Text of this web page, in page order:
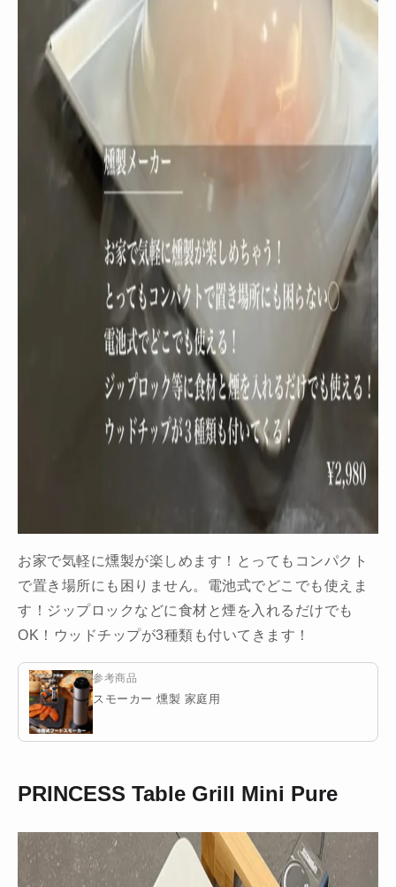
お家で気軽に燻製が楽しめます！とってもコンパクト
で置き場所にも困りません。電池式でどこでも使えま
す！ジップロックなどに食材と煙を入れるだけでも
OK！ウッドチップが3種類も付いてきます！
参考商品
スモーカー 燻製 家庭用
PRINCESS Table Grill Mini Pure